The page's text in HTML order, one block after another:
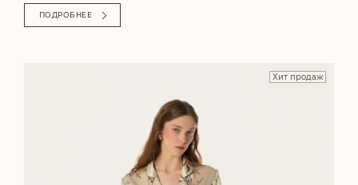
ПОДРОБНЕЕ
Хит продаж